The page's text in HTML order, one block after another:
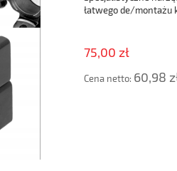
łatwego de/montażu
75,00 zł
Cena netto: 60,98